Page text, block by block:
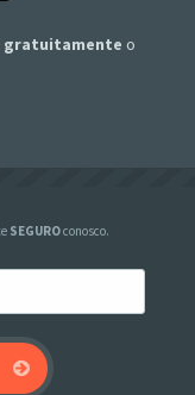
gratuitamente o
SEGUROconosco.